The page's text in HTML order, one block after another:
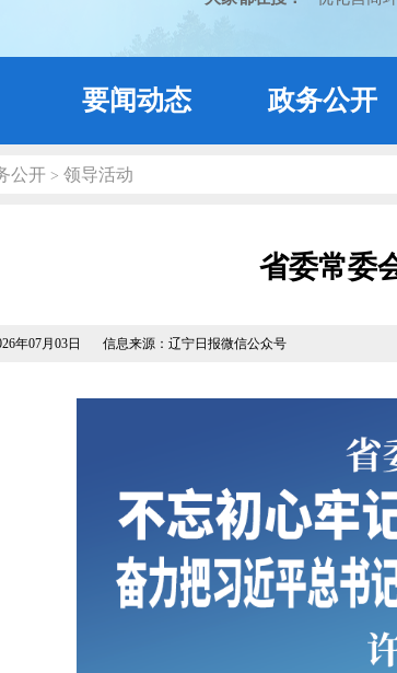
要闻动态 政务公开
公开 > 领导活动
省委常委
年07月03日 信息来源：辽宁日报微信公众号